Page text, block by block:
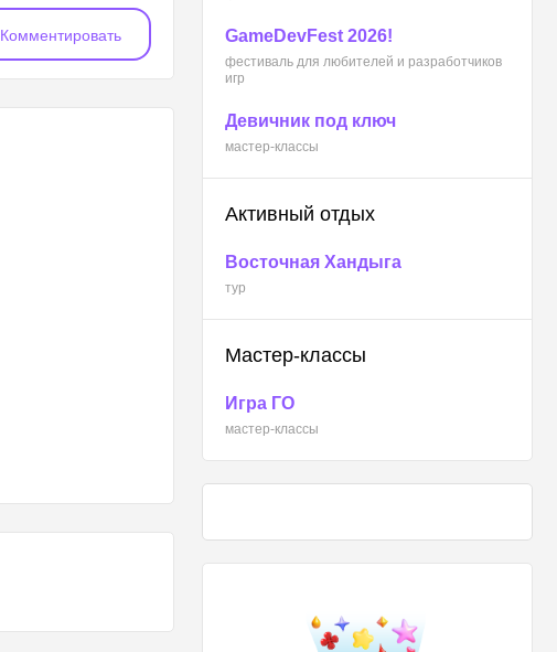
Комментировать GameDevFest 2026!
фестиваль для любителей и разработчиков
игр
Девичник под ключ
мастер-классы
Активный отдых
Восточная Хандыга
тур
Мастер-классы
Игра ГО
мастер-классы